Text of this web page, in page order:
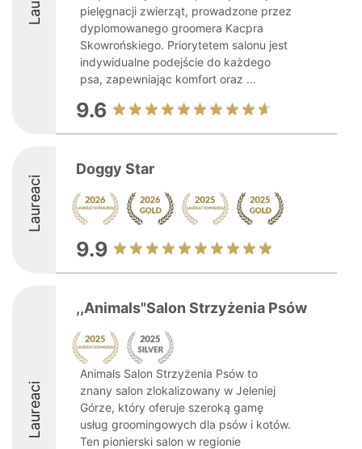
pielęgnacji zwierząt, prowadzone przez
dyplomowanego groomera Kacpra
Skowrońskiego. Priorytetem salonu jest
indywidualne podejście do każdego
psa, zapewniając komfort oraz ...
9.6
Laureaci
Doggy Star
9.9
Laureaci
,,Animals"Salon Strzyżenia Psów
Animals Salon Strzyżenia Psów to
znany salon zlokalizowany w Jeleniej
Górze, który oferuje szeroką gamę
usług groomingowych dla psów i kotów.
Ten pionierski salon w regionie